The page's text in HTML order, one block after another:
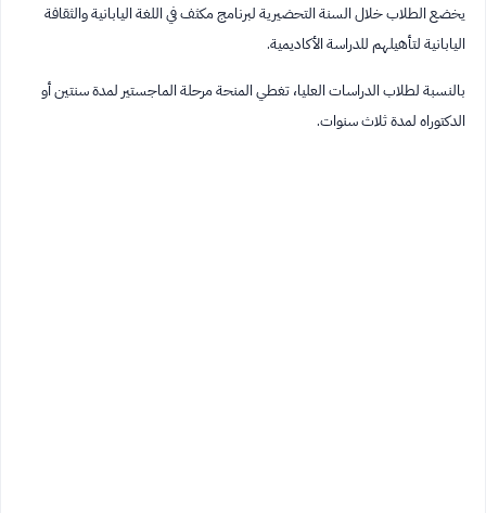
يخضع الطلاب خلال السنة التحضيرية لبرنامج مكثف في اللغة اليابانية والثقافة
اليابانية لتأهيلهم للدراسة الأكاديمية.
بالنسبة لطلاب الدراسات العليا، تغطي المنحة مرحلة الماجستير لمدة سنتين أو
الدكتوراه لمدة ثلاث سنوات.